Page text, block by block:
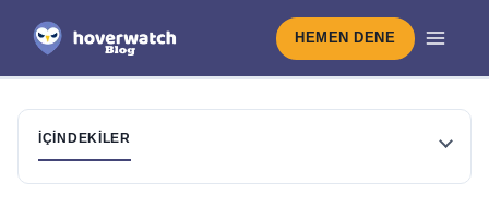
HEMEN DENE
İÇINDEKILER